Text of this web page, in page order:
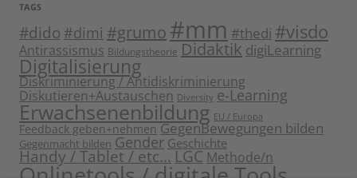
TAGS
#dido #dimi #grumo #mm #thedi #visdo
Antirassismus Bildungstheorie Didaktik digiLearning
Digitalisierung
Diskriminierung / Antidiskriminierung
Diskutieren+Austauschen Diversity e-Learning
Erwachsenenbildung EU / Europa
Feedback geben+nehmen GegenBewegungen bilden
Gegenmacht bilden Gender Geschichte
Handy / Tablet / etc... LGC Methode/n